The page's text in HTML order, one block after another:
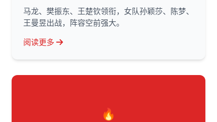
马龙、樊振东、王楚钦领衔，女队孙颖莎、陈梦、
王曼昱出战，阵容空前强大。
阅读更多
🔥